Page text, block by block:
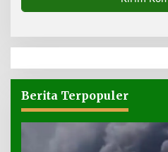
Berita Terpopuler